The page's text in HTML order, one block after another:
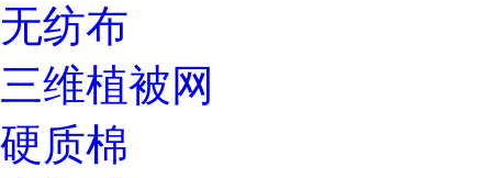
无纺布
三维植被网
硬质棉